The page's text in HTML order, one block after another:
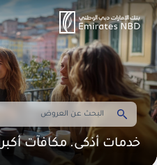
خدمات أذكى. مكافآت أكبر